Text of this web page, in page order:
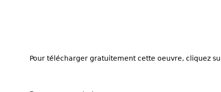
Pour télécharger gratuitement cette oeuvre, cliquez